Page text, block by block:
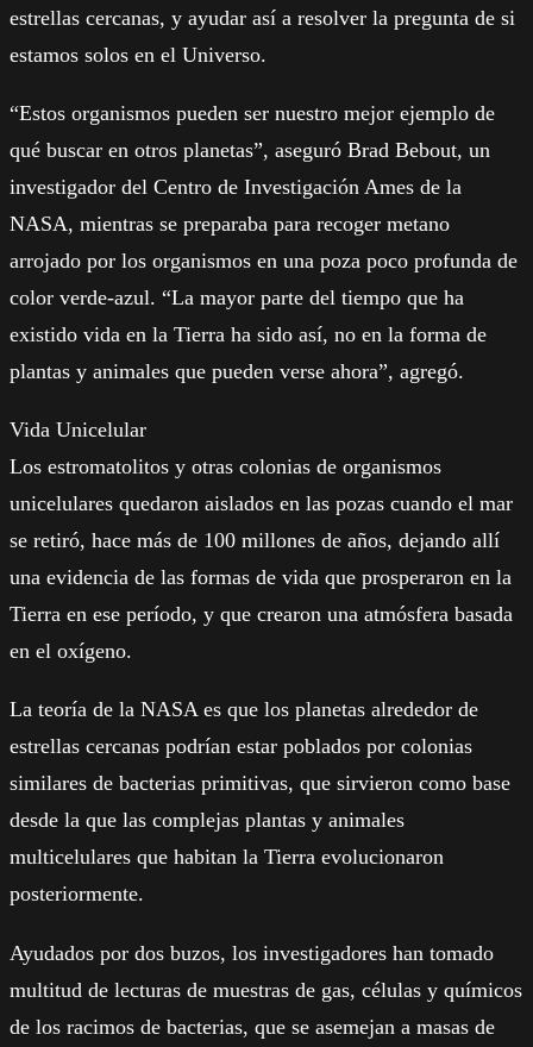
estrellas cercanas, y ayudar así a resolver la pregunta de si
estamos solos en el Universo.
“Estos organismos pueden ser nuestro mejor ejemplo de
qué buscar en otros planetas”, aseguró Brad Bebout, un
investigador del Centro de Investigación Ames de la
NASA, mientras se preparaba para recoger metano
arrojado por los organismos en una poza poco profunda de
color verde-azul. “La mayor parte del tiempo que ha
existido vida en la Tierra ha sido así, no en la forma de
plantas y animales que pueden verse ahora”, agregó.
Vida Unicelular
Los estromatolitos y otras colonias de organismos
unicelulares quedaron aislados en las pozas cuando el mar
se retiró, hace más de 100 millones de años, dejando allí
una evidencia de las formas de vida que prosperaron en la
Tierra en ese período, y que crearon una atmósfera basada
en el oxígeno.
La teoría de la NASA es que los planetas alrededor de
estrellas cercanas podrían estar poblados por colonias
similares de bacterias primitivas, que sirvieron como base
desde la que las complejas plantas y animales
multicelulares que habitan la Tierra evolucionaron
posteriormente.
Ayudados por dos buzos, los investigadores han tomado
multitud de lecturas de muestras de gas, células y químicos
de los racimos de bacterias, que se asemejan a masas de